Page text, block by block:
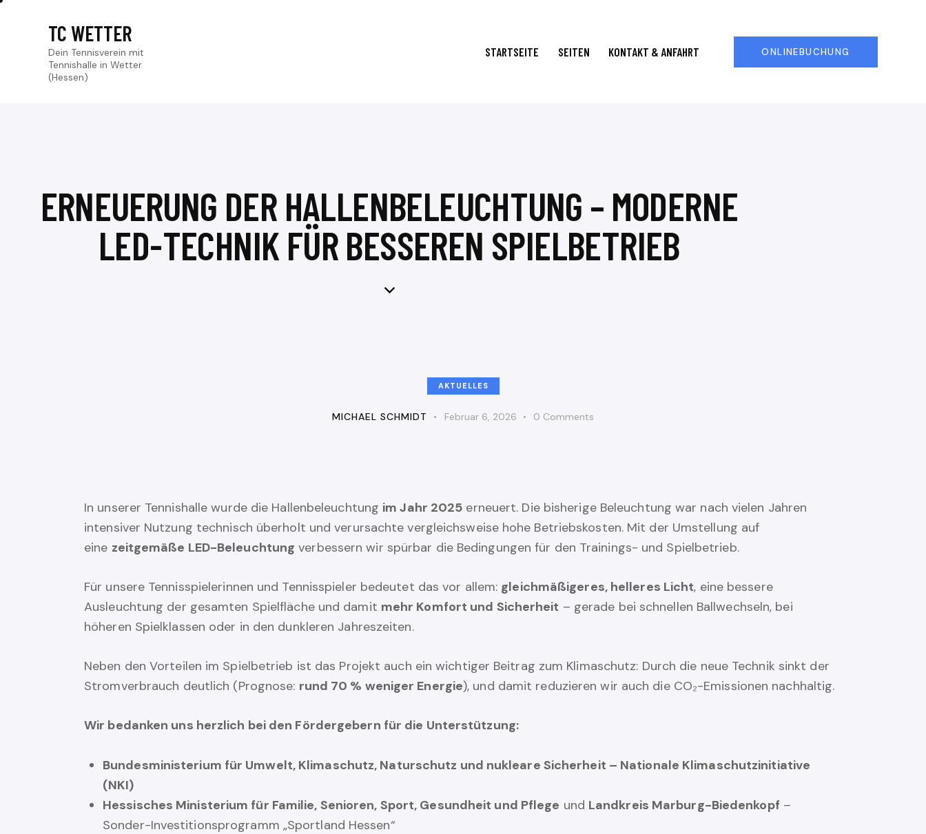
TC WETTER
Dein Tennisverein mit
Tennishalle in Wetter
(Hessen)
STARTSEITE SEITEN KONTAKT & ANFAHRT ONLINEBUCHUNG
ERNEUERUNG DER HALLENBELEUCHTUNG – MODERNE
LED-TECHNIK FÜR BESSEREN SPIELBETRIEB
AKTUELLES
MICHAEL SCHMIDT Februar 6, 2026 0 Comments
In unserer Tennishalle wurde die Hallenbeleuchtung im Jahr 2025 erneuert. Die bisherige Beleuchtung war nach vielen Jahren
intensiver Nutzung technisch überholt und verursachte vergleichsweise hohe Betriebskosten. Mit der Umstellung auf
eine zeitgemäße LED-Beleuchtung verbessern wir spürbar die Bedingungen für den Trainings- und Spielbetrieb.
Für unsere Tennisspielerinnen und Tennisspieler bedeutet das vor allem: gleichmäßigeres, helleres Licht, eine bessere
Ausleuchtung der gesamten Spielfläche und damit mehr Komfort und Sicherheit – gerade bei schnellen Ballwechseln, bei
höheren Spielklassen oder in den dunkleren Jahreszeiten.
Neben den Vorteilen im Spielbetrieb ist das Projekt auch ein wichtiger Beitrag zum Klimaschutz: Durch die neue Technik sinkt der
Stromverbrauch deutlich (Prognose: rund 70 % weniger Energie), und damit reduzieren wir auch die CO₂-Emissionen nachhaltig.
Wir bedanken uns herzlich bei den Fördergebern für die Unterstützung:
Bundesministerium für Umwelt, Klimaschutz, Naturschutz und nukleare Sicherheit – Nationale Klimaschutzinitiative
(NKI)
Hessisches Ministerium für Familie, Senioren, Sport, Gesundheit und Pflege und Landkreis Marburg-Biedenkopf –
Sonder-Investitionsprogramm „Sportland Hessen“